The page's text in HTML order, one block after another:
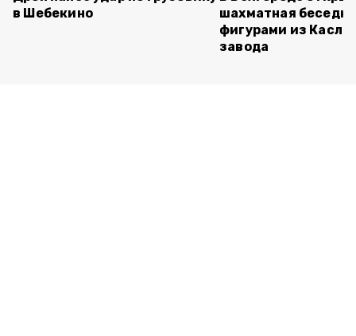
в Шебекино
шахматная
фигурами из
завода